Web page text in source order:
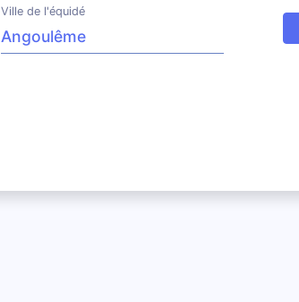
Ville de l'équidé